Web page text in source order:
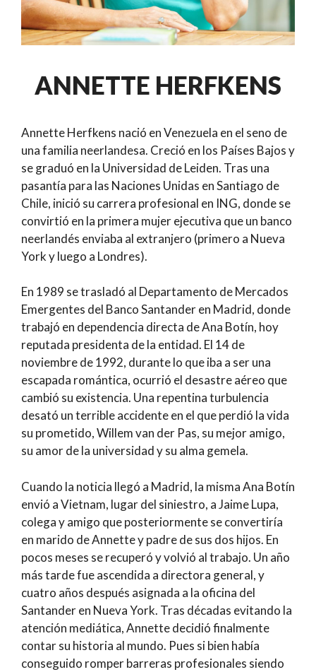
ANNETTE HERFKENS
Annette Herfkens nació en Venezuela en el seno de
una familia neerlandesa. Creció en los Países Bajos y
se graduó en la Universidad de Leiden. Tras una
pasantía para las Naciones Unidas en Santiago de
Chile, inició su carrera profesional en ING, donde se
convirtió en la primera mujer ejecutiva que un banco
neerlandés enviaba al extranjero (primero a Nueva
York y luego a Londres).
En 1989 se trasladó al Departamento de Mercados
Emergentes del Banco Santander en Madrid, donde
trabajó en dependencia directa de Ana Botín, hoy
reputada presidenta de la entidad. El 14 de
noviembre de 1992, durante lo que iba a ser una
escapada romántica, ocurrió el desastre aéreo que
cambió su existencia. Una repentina turbulencia
desató un terrible accidente en el que perdió la vida
su prometido, Willem van der Pas, su mejor amigo,
su amor de la universidad y su alma gemela.
Cuando la noticia llegó a Madrid, la misma Ana Botín
envió a Vietnam, lugar del siniestro, a Jaime Lupa,
colega y amigo que posteriormente se convertiría
en marido de Annette y padre de sus dos hijos. En
pocos meses se recuperó y volvió al trabajo. Un año
más tarde fue ascendida a directora general, y
cuatro años después asignada a la oficina del
Santander en Nueva York. Tras décadas evitando la
atención mediática, Annette decidió finalmente
contar su historia al mundo. Pues si bien había
conseguido romper barreras profesionales siendo